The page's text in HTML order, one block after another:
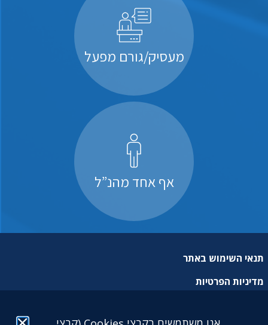
מעסיק/גורם מפעל
אף אחד מהנ”ל
תנאי השימוש באתר
מדיניות הפרטיות